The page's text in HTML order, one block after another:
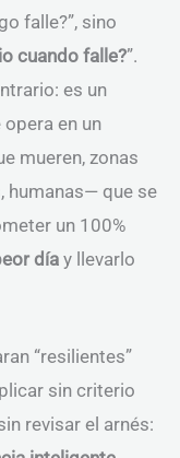
falle?”, sino
cuando falle?”.
es un
en un
mueren, zonas
humanas— que se
un 100%
díay llevarlo
“resilientes”
sin criterio
revisar el arnés: